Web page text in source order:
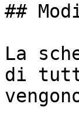
##
La
di